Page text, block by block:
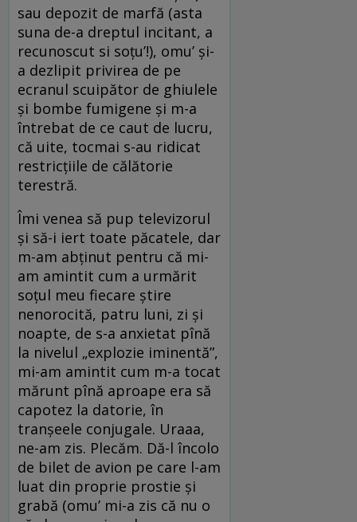
sau depozit de marfă (asta
suna de-a dreptul incitant, a
recunoscut si soțu’!), omu’ și-
a dezlipit privirea de pe
ecranul scuipător de ghiulele
și bombe fumigene și m-a
întrebat de ce caut de lucru,
că uite, tocmai s-au ridicat
restricțiile de călătorie
terestră.
Îmi venea să pup televizorul
și să-i iert toate păcatele, dar
m-am abținut pentru că mi-
am amintit cum a urmărit
soțul meu fiecare știre
nenorocită, patru luni, zi și
noapte, de s-a anxietat pînă
la nivelul „explozie iminentă”,
mi-am amintit cum m-a tocat
mărunt pînă aproape era să
capotez la datorie, în
tranșeele conjugale. Uraaa,
ne-am zis. Plecăm. Dă-l încolo
de bilet de avion pe care l-am
luat din proprie prostie și
grabă (omu’ mi-a zis că nu o